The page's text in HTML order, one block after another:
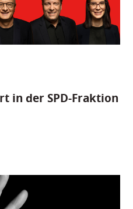
in der SPD-Fraktion